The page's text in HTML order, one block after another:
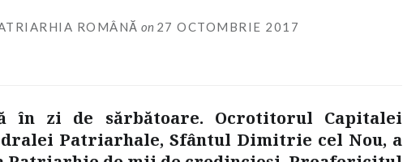
ROMÂNĂ on 27 OCTOMBRIE 2017
în zi de sărbătoare. Ocrotitorul Capitalei
Patriarhale, Sfântul Dimitrie cel Nou, a